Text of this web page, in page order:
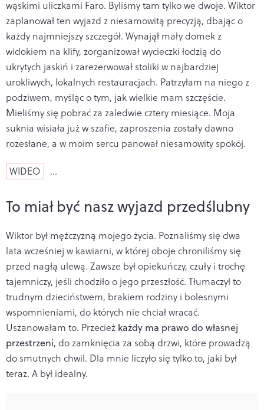
wąskimi uliczkami Faro. Byliśmy tam tylko we dwoje. Wiktor
zaplanował ten wyjazd z niesamowitą precyzją, dbając o
każdy najmniejszy szczegół. Wynajął mały domek z
widokiem na klify, zorganizował wycieczki łodzią do
ukrytych jaskiń i zarezerwował stoliki w najbardziej
urokliwych, lokalnych restauracjach. Patrzyłam na niego z
podziwem, myśląc o tym, jak wielkie mam szczęście.
Mieliśmy się pobrać za zaledwie cztery miesiące. Moja
suknia wisiała już w szafie, zaproszenia zostały dawno
rozesłane, a w moim sercu panował niesamowity spokój.
WIDEO …
To miał być nasz wyjazd przedślubny
Wiktor był mężczyzną mojego życia. Poznaliśmy się dwa
lata wcześniej w kawiarni, w której oboje chroniliśmy się
przed nagłą ulewą. Zawsze był opiekuńczy, czuły i trochę
tajemniczy, jeśli chodziło o jego przeszłość. Tłumaczył to
trudnym dzieciństwem, brakiem rodziny i bolesnymi
wspomnieniami, do których nie chciał wracać.
Uszanowałam to. Przecież każdy ma prawo do własnej
przestrzeni, do zamknięcia za sobą drzwi, które prowadzą
do smutnych chwil. Dla mnie liczyło się tylko to, jaki był
teraz. A był idealny.